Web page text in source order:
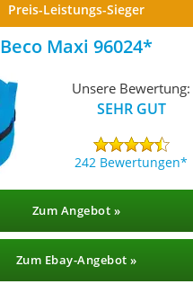
Preis-Leistungs-Sieger
Beco Maxi 96024
Unsere Bewertung:
SEHR GUT
242 Bewertungen
Zum Angebot »
Zum Ebay-Angebot »